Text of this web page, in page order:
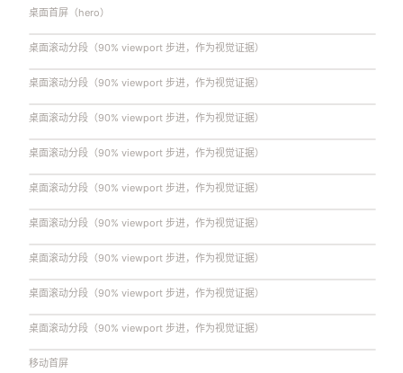
桌面首屏（hero）
桌面滚动分段（90% viewport 步进，作为视觉证据）
桌面滚动分段（90% viewport 步进，作为视觉证据）
桌面滚动分段（90% viewport 步进，作为视觉证据）
桌面滚动分段（90% viewport 步进，作为视觉证据）
桌面滚动分段（90% viewport 步进，作为视觉证据）
桌面滚动分段（90% viewport 步进，作为视觉证据）
桌面滚动分段（90% viewport 步进，作为视觉证据）
桌面滚动分段（90% viewport 步进，作为视觉证据）
桌面滚动分段（90% viewport 步进，作为视觉证据）
移动首屏